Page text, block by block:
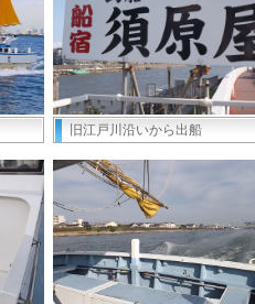
旧江戸川沿いから出船